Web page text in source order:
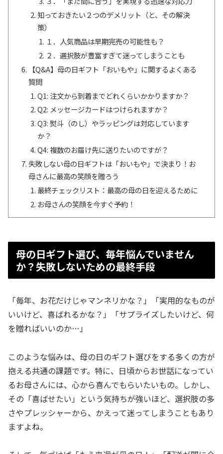
知っておきたい２つのデメリット（と、その解決
策）
１．人気商品は早期完売の可能性も？
２．選択肢が豊富すぎて迷ってしまうことも
【Q&A】母の日ギフト「おいもや」に関するよくある
質問
Q1: 注文から到着までどれくらいかかりますか？
Q2: メッセージカードはつけられますか？
Q3: 熨斗（のし）やラッピングは対応しています
か？
Q4: 複数のお届け先に送りたいのですが？
失敗しない母の日ギフトは「おいもや」で決まり！お
母さんに最高の笑顔を贈ろう
最終チェックリスト：最高の母の日を迎えるために
お母さんの笑顔を今すぐ予約！
母の日ギフト選び、毎年悩んでいません
か？失敗しないための最終手段
「毎年、お花だけじゃマンネリかな？」「実用的なものが
いいけど、喜ばれるかな？」「サプライズしたいけど、何
を贈ればいいのか…」
このような悩みは、母の日のギフト選びをする多くの方が
抱える共通の課題です。特に、日頃からお世話になってい
るお母さんには、心から喜んでもらいたいもの。しかし、
その「喜ばせたい」という気持ちが強いほど、選択肢の多
さやプレッシャーから、かえって迷ってしまうこともあり
ますよね。